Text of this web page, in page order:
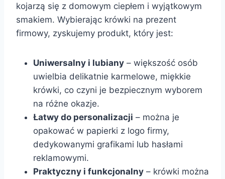
kojarzą się z domowym ciepłem i wyjątkowym
smakiem. Wybierając krówki na prezent
firmowy, zyskujemy produkt, który jest:
Uniwersalny i lubiany – większość osób
uwielbia delikatnie karmelowe, miękkie
krówki, co czyni je bezpiecznym wyborem
na różne okazje.
Łatwy do personalizacji – można je
opakować w papierki z logo firmy,
dedykowanymi grafikami lub hasłami
reklamowymi.
Praktyczny i funkcjonalny – krówki można